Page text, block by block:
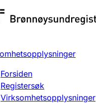
endre, slette
Forsiden
Registersøk
Virksomhetsopplysninger